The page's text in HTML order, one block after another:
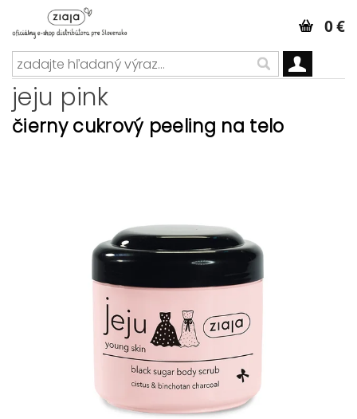
0 €
jeju pink
čierny cukrový peeling na telo